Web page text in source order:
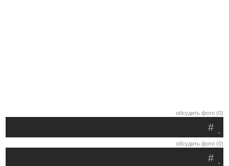
обсудить фото (0)
.
#
обсудить фото (0)
.
#